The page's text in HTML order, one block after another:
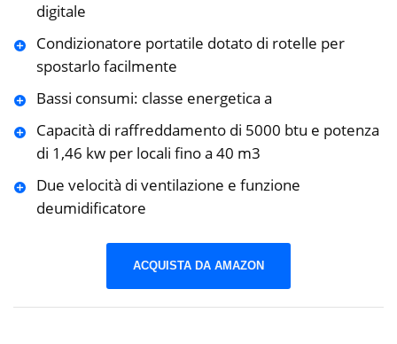
digitale
Condizionatore portatile dotato di rotelle per
spostarlo facilmente
Bassi consumi: classe energetica a
Capacità di raffreddamento di 5000 btu e potenza
di 1,46 kw per locali fino a 40 m3
Due velocità di ventilazione e funzione
deumidificatore
ACQUISTA DA AMAZON